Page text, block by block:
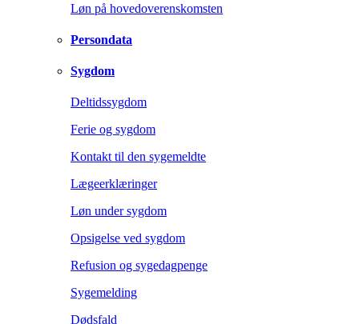
Løn på hovedoverenskomsten
Persondata
Sygdom
Deltidssygdom
Ferie og sygdom
Kontakt til den sygemeldte
Lægeerklæringer
Løn under sygdom
Opsigelse ved sygdom
Refusion og sygedagpenge
Sygemelding
Dødsfald